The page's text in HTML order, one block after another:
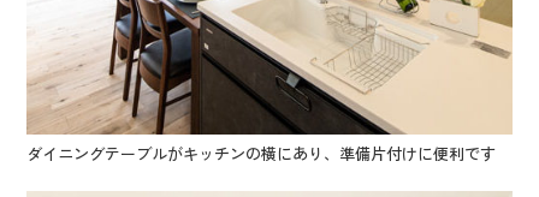
ダイニングテーブルがキッチンの横にあり、準備片付けに便利です